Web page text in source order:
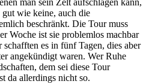
man sein Zelt aufschlagen kann,
gut wie keine, auch die
beschränkt. Die Tour muss
Woche ist sie problemlos machbar
es in fünf Tagen, dies aber
angekündigt waren. Wer Ruhe
dem sei diese Tour
da allerdings nicht so.